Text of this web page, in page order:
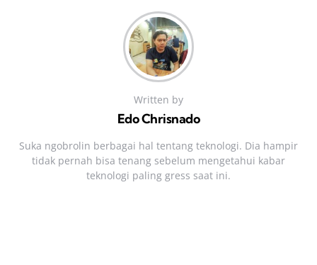
Written by
Edo Chrisnado
Suka ngobrolin berbagai hal tentang teknologi. Dia hampir
tidak pernah bisa tenang sebelum mengetahui kabar
teknologi paling gress saat ini.